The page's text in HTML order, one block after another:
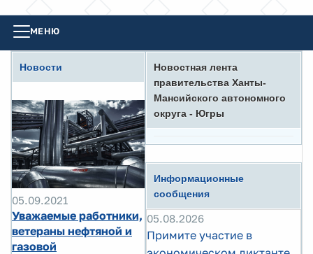
МЕНЮ
Новости
05.09.2021
Уважаемые работники,
ветераны нефтяной и
газовой
Новостная лента
правительства Ханты-
Мансийского автономного
округа - Югры
Информационные
сообщения
05.08.2026
Примите участие в